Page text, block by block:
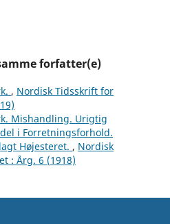
forfatter(e)
, Nordisk Tidsskrift for
Mishandling. Urigtig
i Forretningsforhold.
Højesteret. , Nordisk
: Årg. 6 (1918)